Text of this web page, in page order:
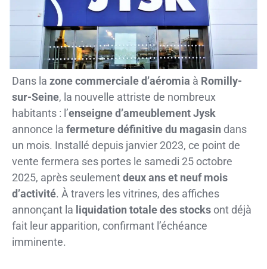
Dans la zone commerciale d’aéromia à Romilly-
sur-Seine, la nouvelle attriste de nombreux
habitants : l’enseigne d’ameublement Jysk
annonce la fermeture définitive du magasin dans
un mois. Installé depuis janvier 2023, ce point de
vente fermera ses portes le samedi 25 octobre
2025, après seulementdeux ans et neuf mois
d’activité. À travers les vitrines, des affiches
annonçant la liquidation totale des stocks ont déjà
fait leur apparition, confirmant l’échéance
imminente.